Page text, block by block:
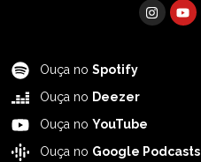
Ouça no Spotify
Ouça no Deezer
Ouça no YouTube
Ouça no Google Podcasts